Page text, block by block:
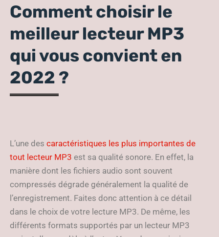
Comment choisir le
meilleur lecteur MP3
qui vous convient en
2022 ?
L’une des caractéristiques les plus importantes de
tout lecteur MP3 est sa qualité sonore. En effet, la
manière dont les fichiers audio sont souvent
compressés dégrade généralement la qualité de
l’enregistrement. Faites donc attention à ce détail
dans le choix de votre lecture MP3. De même, les
différents formats supportés par un lecteur MP3